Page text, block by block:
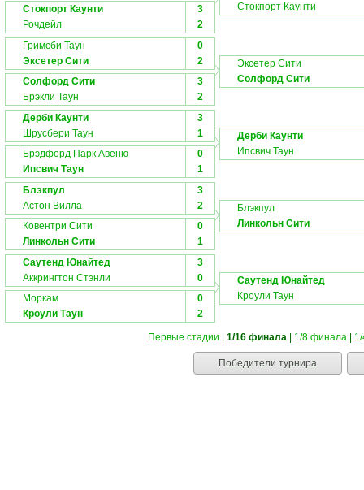
Стокпорт Каунти
3
Рочдейл
2
Стокпорт Каунти
Гримсби Таун
0
Эксетер Сити
2
Солфорд Сити
3
Брэкли Таун
2
Эксетер Сити
Солфорд Сити
Дерби Каунти
3
Шрусбери Таун
1
Брэдфорд Парк Авеню
0
Ипсвич Таун
1
Дерби Каунти
Ипсвич Таун
Блэкпул
3
Астон Вилла
2
Ковентри Сити
0
Линкольн Сити
1
Блэкпул
Линкольн Сити
Саутенд Юнайтед
3
Аккрингтон Стэнли
0
Моркам
0
Кроули Таун
2
Саутенд Юнайтед
Кроули Таун
Первые стадии 1/16 финала| 1/8 финала|
Победители турнира